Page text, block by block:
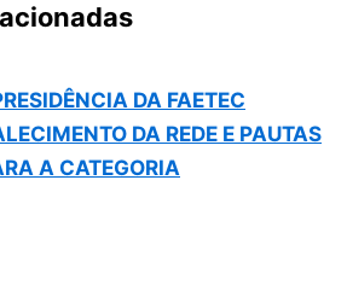
DA FAETEC
DA REDE E PAUTAS
A CATEGORIA